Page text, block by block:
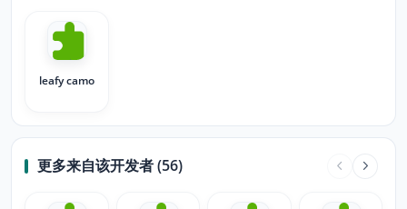
leafy camo
更多来自该开发者 (56)